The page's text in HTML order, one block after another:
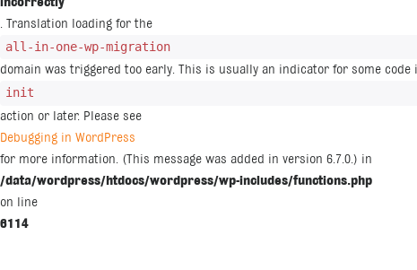
. Translation loading for the
all-in-one-wp-migration
domain was triggered too early. This is usually an indicator for some
init
action or later. Please see
Debugging in WordPress
for more information. (This message was added in version 6.7.0.) in
/data/wordpress/htdocs/wordpress/wp-includes/functions.php
on line
6114